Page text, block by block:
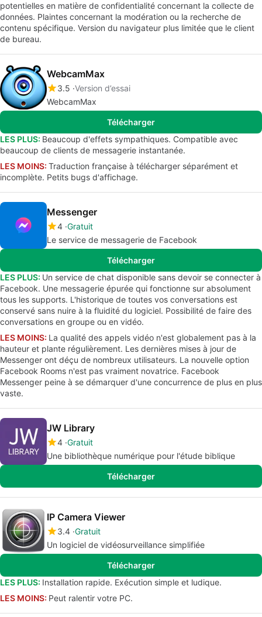
potentielles en matière de confidentialité concernant la collecte de
données. Plaintes concernant la modération ou la recherche de
contenu spécifique. Version du navigateur plus limitée que le client
de bureau.
WebcamMax
3.5 Version d’essai
WebcamMax
Télécharger
LES PLUS: Beaucoup d'effets sympathiques. Compatible avec
beaucoup de clients de messagerie instantanée.
LES MOINS: Traduction française à télécharger séparément et
incomplète. Petits bugs d'affichage.
Messenger
4 Gratuit
Le service de messagerie de Facebook
Télécharger
LES PLUS: Un service de chat disponible sans devoir se connecter à
Facebook. Une messagerie épurée qui fonctionne sur absolument
tous les supports. L'historique de toutes vos conversations est
conservé sans nuire à la fluidité du logiciel. Possibilité de faire des
conversations en groupe ou en vidéo.
LES MOINS: La qualité des appels vidéo n'est globalement pas à la
hauteur et plante régulièrement. Les dernières mises à jour de
Messenger ont déçu de nombreux utilisateurs. La nouvelle option
Facebook Rooms n'est pas vraiment novatrice. Facebook
Messenger peine à se démarquer d'une concurrence de plus en plus
vaste.
JW Library
4 Gratuit
Une bibliothèque numérique pour l'étude biblique
Télécharger
IP Camera Viewer
3.4 Gratuit
Un logiciel de vidéosurveillance simplifiée
Télécharger
LES PLUS: Installation rapide. Exécution simple et ludique.
LES MOINS: Peut ralentir votre PC.